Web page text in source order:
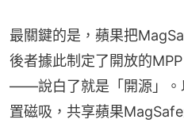
最關鍵的是，蘋果把
後者據此制定了開放的
——說白了就是「開源」。
置磁吸，共享蘋果